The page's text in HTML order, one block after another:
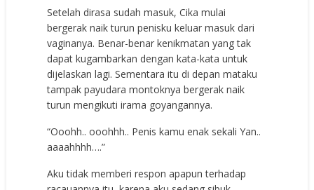
Setelah dirasa sudah masuk, Cika mulai
bergerak naik turun penisku keluar masuk dari
vaginanya. Benar-benar kenikmatan yang tak
dapat kugambarkan dengan kata-kata untuk
dijelaskan lagi. Sementara itu di depan mataku
tampak payudara montoknya bergerak naik
turun mengikuti irama goyangannya.
“Ooohh.. ooohhh.. Penis kamu enak sekali Yan..
aaaahhhh….”
Aku tidak memberi respon apapun terhadap